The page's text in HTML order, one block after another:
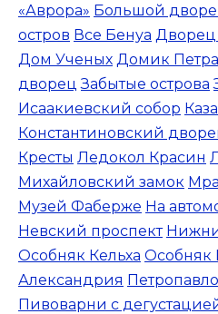
«Аврора» Большой
остров Все Бенуа Дворец
Дом Ученых Домик
дворец Забытые острова
Исаакиевский собор
Константиновский
Кресты Ледокол Красин
Михайловский замок
Музей Фаберже На
Невский проспект
Особняк Кельха Особняк
Александрия
Пивоварни с